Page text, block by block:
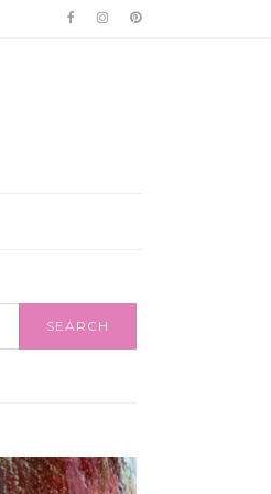
SEARCH